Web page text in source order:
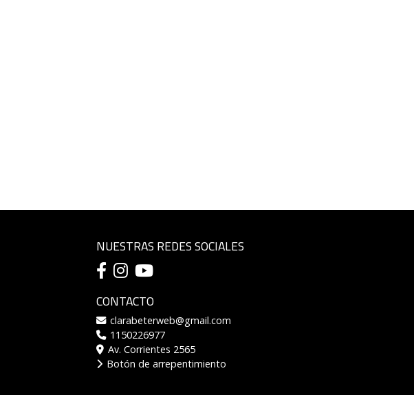
NUESTRAS REDES SOCIALES
CONTACTO
clarabeterweb@gmail.com
1150226977
Av. Corrientes 2565
Botón de arrepentimiento